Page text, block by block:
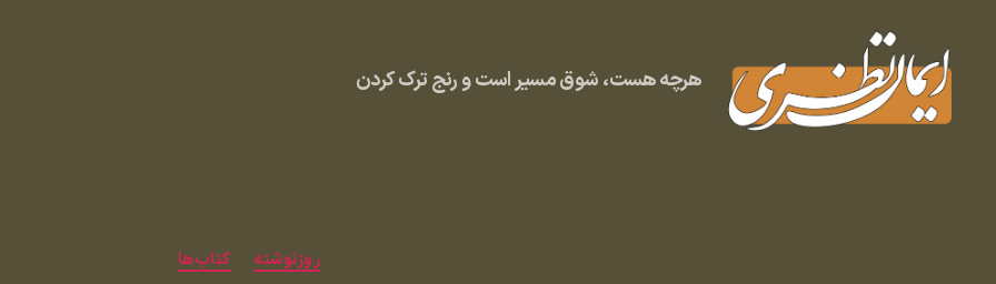
هرچه هست، شوق مسیر است و رنج ترک کردن
دسته‌ها روزنوشته کتاب‌ها